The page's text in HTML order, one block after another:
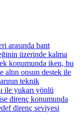
arasında bant
üzerinde kalma
konumunda iken, bu
altın onsun destek ile
teknik
ile yukarı yönlü
direnç konumunda
direnç seviyesi